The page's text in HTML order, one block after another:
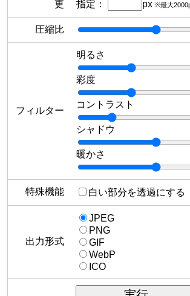
更
指定：
px ※最大
圧縮比
フィルター
明るさ
彩度
コントラスト
シャドウ
暖かさ
特殊機能 白い部分を透過にする
出力形式
JPEG
PNG
GIF
WebP
ICO